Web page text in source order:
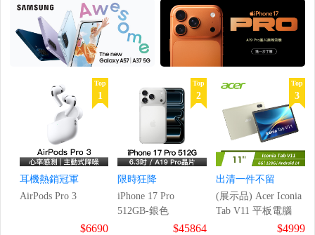
Top
1
耳機熱銷冠軍
AirPods Pro 3
$6690
Top
2
限時狂降
iPhone 17 Pro
512GB-銀色
$45864
Top
3
出清一件不留
(展示品) Acer Iconia
Tab V11 平板電腦
$4999